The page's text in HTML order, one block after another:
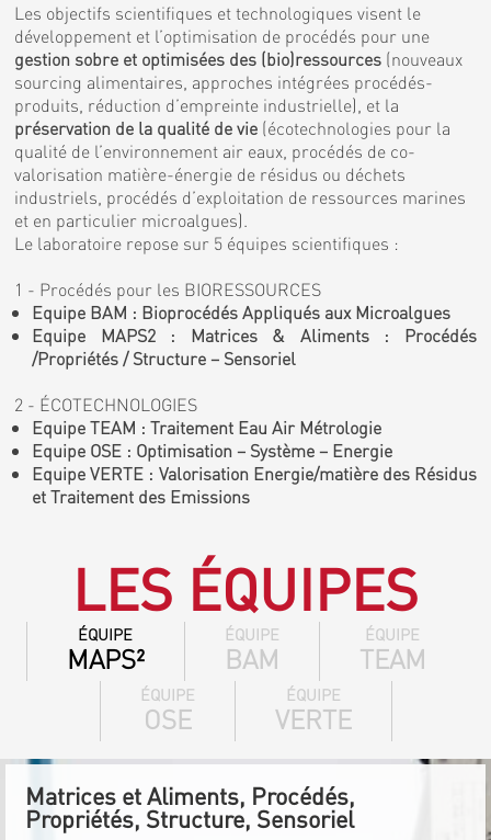
Les objectifs scientifiques et technologiques visent le
développement et l’optimisation de procédés pour une
gestion sobre et optimisées des (bio)ressources (nouveaux
sourcing alimentaires, approches intégrées procédés-
produits, réduction d’empreinte industrielle), et la
préservation de la qualité de vie (écotechnologies pour la
qualité de l’environnement air eaux, procédés de co-
valorisation matière-énergie de résidus ou déchets
industriels, procédés d’exploitation de ressources marines
et en particulier microalgues).
Le laboratoire repose sur 5 équipes scientifiques :
1 - Procédés pour les BIORESSOURCES
Equipe BAM : Bioprocédés Appliqués aux Microalgues
Equipe MAPS2 : Matrices & Aliments : Procédés
/Propriétés / Structure – Sensoriel
2 - ÉCOTECHNOLOGIES
Equipe TEAM : Traitement Eau Air Métrologie
Equipe OSE : Optimisation – Système – Energie
Equipe VERTE : Valorisation Energie/matière des Résidus
et Traitement des Emissions
LES ÉQUIPES
ÉQUIPE
MAPS²
ÉQUIPE
BAM
ÉQUIPE
TEAM
ÉQUIPE
OSE
ÉQUIPE
VERTE
Matrices et Aliments, Procédés,
Propriétés, Structure, Sensoriel